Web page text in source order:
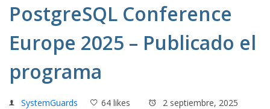
PostgreSQL Conference
Europe 2025 – Publicado el
programa
SystemGuards 64 likes 2 septiembre, 2025